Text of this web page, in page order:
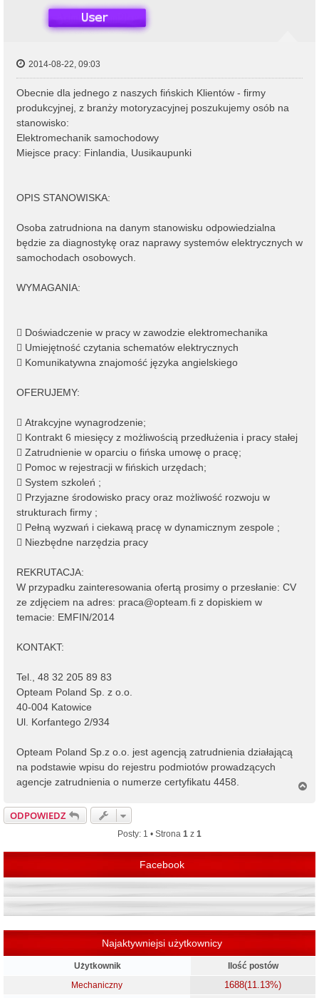
2014-08-22, 09:03
Obecnie dla jednego z naszych fińskich Klientów - firmy
produkcyjnej, z branży motoryzacyjnej poszukujemy osób na
stanowisko:
Elektromechanik samochodowy
Miejsce pracy: Finlandia, Uusikaupunki
OPIS STANOWISKA:
Osoba zatrudniona na danym stanowisku odpowiedzialna
będzie za diagnostykę oraz naprawy systemów elektrycznych w
samochodach osobowych.
WYMAGANIA:
 Doświadczenie w pracy w zawodzie elektromechanika
 Umiejętność czytania schematów elektrycznych
 Komunikatywna znajomość języka angielskiego
OFERUJEMY:
 Atrakcyjne wynagrodzenie;
 Kontrakt 6 miesięcy z możliwością przedłużenia i pracy stałej
 Zatrudnienie w oparciu o fińska umowę o pracę;
 Pomoc w rejestracji w fińskich urzędach;
 System szkoleń ;
 Przyjazne środowisko pracy oraz możliwość rozwoju w
strukturach firmy ;
 Pełną wyzwań i ciekawą pracę w dynamicznym zespole ;
 Niezbędne narzędzia pracy
REKRUTACJA:
W przypadku zainteresowania ofertą prosimy o przesłanie: CV
ze zdjęciem na adres: praca@opteam.fi z dopiskiem w
temacie: EMFIN/2014
KONTAKT:
Tel., 48 32 205 89 83
Opteam Poland Sp. z o.o.
40-004 Katowice
Ul. Korfantego 2/934
Opteam Poland Sp.z o.o. jest agencją zatrudnienia działającą
na podstawie wpisu do rejestru podmiotów prowadzących
agencje zatrudnienia o numerze certyfikatu 4458.
ODPOWIEDZ
Posty: 1 • Strona 1 z 1
Facebook
Najaktywniejsi użytkownicy
Użytkownik
Ilość postów
Mechaniczny
1688(11.13%)